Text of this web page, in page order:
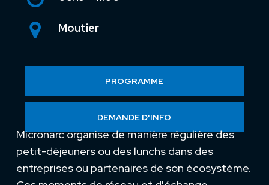
Moutier
PROGRAMME
DEMANDE D'INFO
Micronarc organise de manière régulière des
petit-déjeuners ou des lunchs dans des
entreprises ou partenaires de son écosystème.